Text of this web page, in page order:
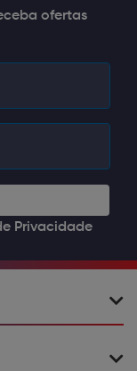
ofertas
Privacidade